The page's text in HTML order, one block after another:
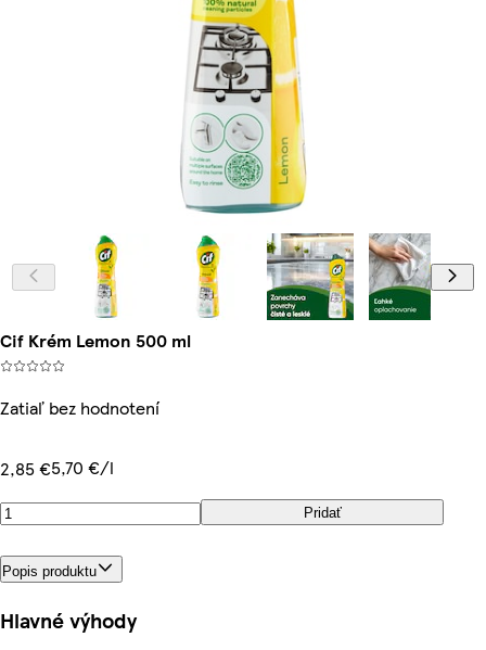
Cif Krém Lemon 500 ml
Zatiaľ bez hodnotení
2,85 €5,70 €/l
Pridať
Popis produktu
Hlavné výhody